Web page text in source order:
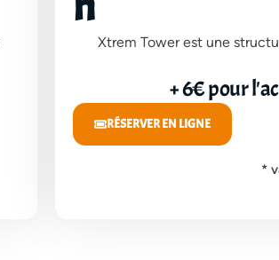
Xtrem Tower est une
+ 6€ pour
RÉSERVER EN LIGNE
*